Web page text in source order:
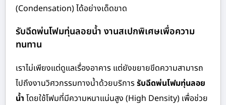
(Condensation) ได้อย่างเด็ดขาด
รับฉีดพ่นโฟมทุ่นลอยน้ำ งานสเปกพิเศษเพื่อความ
ทนทาน
เราไม่เพียงแต่ดูแลเรื่องอาคาร แต่ยังขยายขีดความสามารถ
ไปถึงงานวิศวกรรมทางน้ำด้วยบริการรับฉีดพ่นโฟมทุ่นลอย
น้ำ โดยใช้โฟมที่มีความหนาแน่นสูง (High Density) เพื่อช่วย